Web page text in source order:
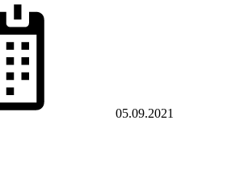
05.09.2021